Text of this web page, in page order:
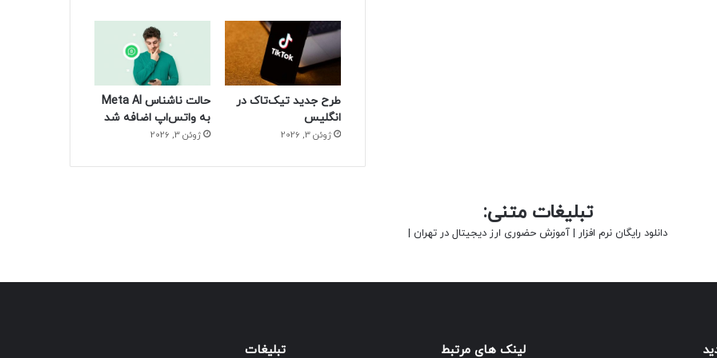
طرح جدید تیک‌تاک در
انگلیس
ژوئن 3, 2026
حالت ناشناس Meta AI
به واتس‌اپ اضافه شد
ژوئن 3, 2026
تبلیغات متنی:
دانلود رایگان نرم افزار | آموزش حضوری ارز دیجیتال در تهران |
لینک های مرتبط تبلیغات